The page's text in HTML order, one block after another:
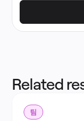
Related
팀